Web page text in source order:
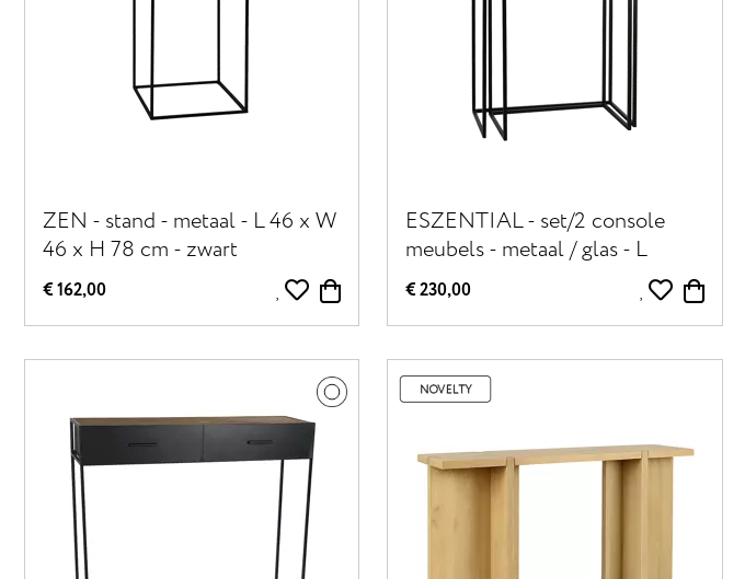
ZEN - stand - metaal - L 46 x W
46 x H 78 cm - zwart
€ 162,00
ESZENTIAL - set/2 console
meubels - metaal / glas - L
50/60 x W 30/30 x H 60/80 cm
- zwart
€ 230,00